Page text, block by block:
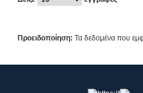
Προειδοποίηση: Τα δεδομένα που